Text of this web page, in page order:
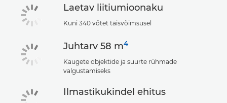
Laetav liitiumioonaku
Kuni 340 võtet täisvõimsusel
Juhtarv 58 m4
Kaugete objektide ja suurte rühmade
valgustamiseks
Ilmastikukindel ehitus